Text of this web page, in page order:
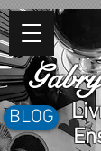
BLOG